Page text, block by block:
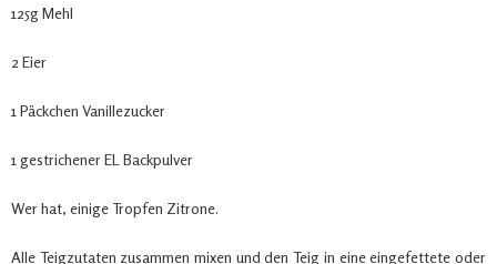
125g Mehl
2 Eier
1 Päckchen Vanillezucker
1 gestrichener EL Backpulver
Wer hat, einige Tropfen Zitrone.
Alle Teigzutaten zusammen mixen und den Teig in eine eingefettete oder